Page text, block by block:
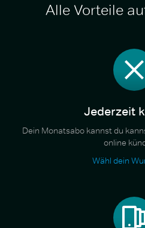
Alle Vorteile
Jederzeit
Dein Monatsabo kannst du
online
Wähl dein